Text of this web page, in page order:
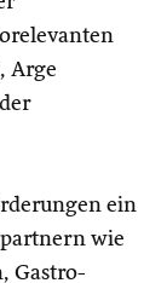
Arge
ein
wie
Gastro-